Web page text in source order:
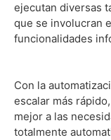
ejecutan diversas
que se involucran
funcionalidades
Con la
escalar más
mejor a las
totalmente